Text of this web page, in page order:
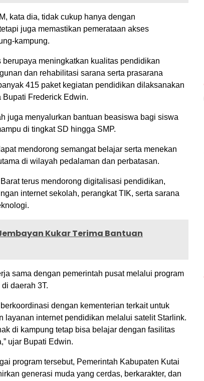
kata dia, tidak cukup hanya dengan
juga memastikan pemerataan akses
kampung.
berupaya meningkatkan kualitas pendidikan
dan rehabilitasi sarana serta prasarana
415 paket kegiatan pendidikan dilaksanakan
Bupati Frederick Edwin.
juga menyalurkan bantuan beasiswa bagi siswa
di tingkat SD hingga SMP.
mendorong semangat belajar serta menekan
di wilayah pedalaman dan perbatasan.
terus mendorong digitalisasi pendidikan,
internet sekolah, perangkat TIK, serta sarana
Kukar Terima Bantuan
sama dengan pemerintah pusat melalui program
daerah 3T.
dengan kementerian terkait untuk
layanan internet pendidikan melalui satelit Starlink.
di kampung tetap bisa belajar dengan fasilitas
ujar Bupati Edwin.
program tersebut, Pemerintah Kabupaten Kutai
generasi muda yang cerdas, berkarakter, dan